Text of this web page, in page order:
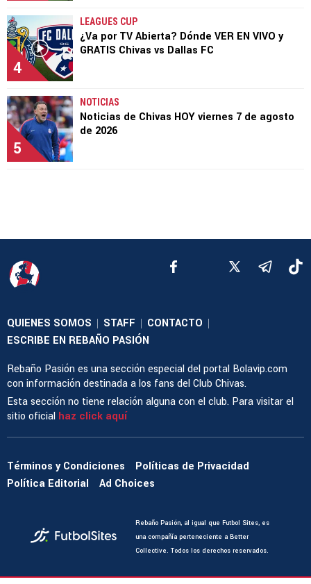
4
LEAGUES CUP
¿Va por TV Abierta? Dónde VER EN VIVO y
GRATIS Chivas vs Dallas FC
5
NOTICIAS
Noticias de Chivas HOY viernes 7 de agosto
de 2026
QUIENES SOMOS | STAFF | CONTACTO |
ESCRIBE EN REBAÑO PASIÓN
Rebaño Pasión es una sección especial del portal Bolavip.com
con información destinada a los fans del Club Chivas.
Esta sección no tiene relación alguna con el club. Para visitar el
sitio oficial haz click aquí
Términos y Condiciones
Políticas de Privacidad
Política Editorial
Ad Choices
Rebaño Pasión, al igual que Futbol Sites, es
una compañía perteneciente a Better
Collective. Todos los derechos reservados.